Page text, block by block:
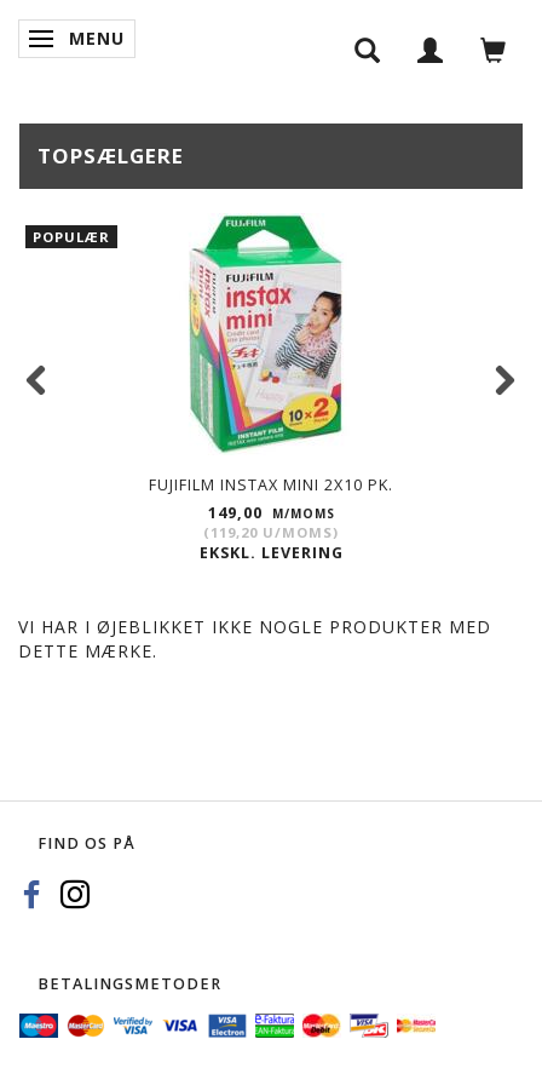
SKIFTE NAVIGATION
MENU
TOPSÆLGERE
POPULÆR
FUJIFILM INSTAX MINI 2X10 PK.
149,00
M/MOMS
( 119,20 U/MOMS)
EKSKL. LEVERING
VI HAR I ØJEBLIKKET IKKE NOGLE PRODUKTER MED
DETTE MÆRKE.
FIND OS PÅ
BETALINGSMETODER